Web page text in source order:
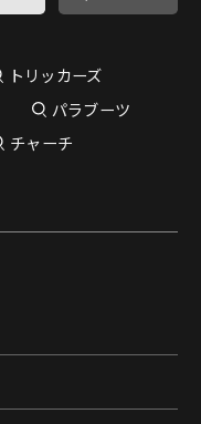
トリッカーズ
パラブーツ
チャーチ